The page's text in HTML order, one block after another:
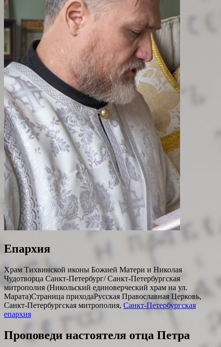
Епархия
Храм Тихвинской иконы Божией Матери и Николая
Чудотворца Санкт-Петербург/ Санкт-Петербургская
митрополия (Никольский единоверческий храм на ул.
Марата)Страница приходаРусская Православная Церковь,
Санкт-Петербургская митрополия, Санкт-Петербургская
епархия
Проповеди настоятеля отца Петра